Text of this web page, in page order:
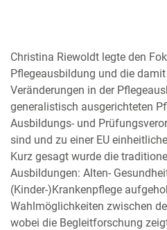
Christina Riewoldt legte den
Pflegeausbildung und die
Veränderungen in der
generalistisch ausgerichteten
Ausbildungs- und
sind und zu einer EU
Kurz gesagt wurde die
Ausbildungen: Alten-
(Kinder-)Krankenpflege
Wahlmöglichkeiten zwischen
wobei die Begleitforschung